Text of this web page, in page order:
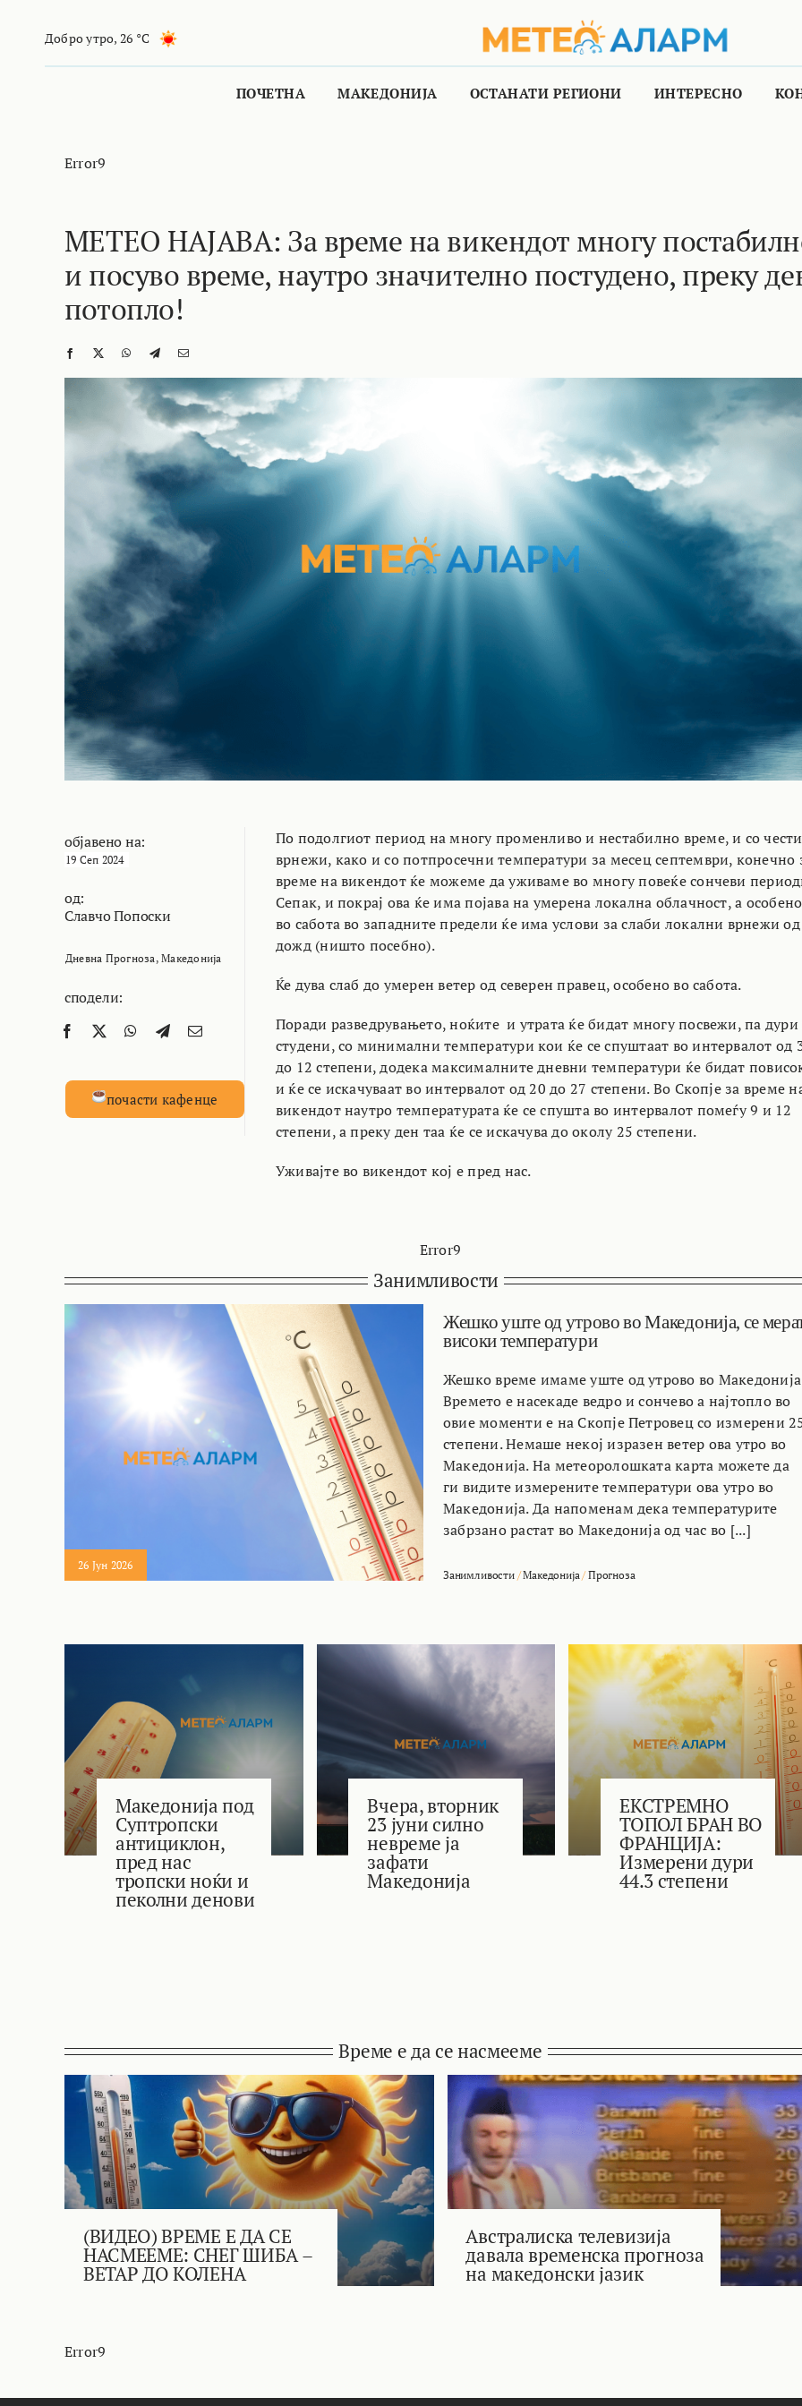
Добро утро, 26 °C
ПОЧЕТНА МАКЕДОНИЈА ОСТАНАТИ РЕГИОНИ ИНТЕРЕСНО
Error9
МЕТЕО НАЈАВА: За време на викендот многу
и посуво време, наутро значително постудено, преку
потопло!
објавено на:
19 Сеп 2024
од:
Славчо Попоски
Дневна Прогноза ,Македонија
сподели:
почасти кафенце
По подолгиот период на многу променливо и нестабилно време, и со чести
врнежи, како и со потпросечни температури за месец септември, конечно
време на викендот ќе можеме да уживаме во многу повеќе сончеви
Сепак, и покрај ова ќе има појава на умерена локална облачност, а особено
во сабота во западните предели ќе има услови за слаби локални врнежи од
дожд (ништо посебно).
Ќе дува слаб до умерен ветер од северен правец, особено во сабота.
Поради разведрувањето, ноќите и утрата ќе бидат многу посвежи, па дури
студени, со минимални температури кои ќе се спуштаат во интервалот од
до 12 степени, додека максималните дневни температури ќе бидат
и ќе се искачуваат во интервалот од 20 до 27 степени. Во Скопје за време
викендот наутро температурата ќе се спушта во интервалот помеѓу 9 и 12
степени, а преку ден таа ќе се искачува до околу 25 степени.
Уживајте во викендот кој е пред нас.
Error9
Занимливости
26 Јун 2026
Жешко уште од утрово во Македонија, се
високи температури
Жешко време имаме уште од утрово во
Времето е насекаде ведро и сончево а најтопло во
овие моменти е на Скопје Петровец со измерени
степени. Немаше некој изразен ветер ова утро во
Македонија. На метеоролошката карта можете да
ги видите измерените температури ова утро во
Македонија. Да напоменам дека температурите
забрзано растат во Македонија од час во [...]
Занимливости/Македонија /Прогноза
Македонија под
Суптропски
антициклон,
пред нас
тропски ноќи и
пеколни денови
Вчера, вторник
23 јуни силно
невреме ја
зафати
Македонија
ЕКСТРЕМНО
ТОПОЛ БРАН ВО
ФРАНЦИЈА:
Измерени дури
44.3 степени
Време е да се насмееме
(ВИДЕО) ВРЕМЕ Е ДА СЕ
НАСМЕЕМЕ: СНЕГ ШИБА –
ВЕТАР ДО КОЛЕНА
Австралиска телевизија
давала временска прогноза
на македонски јазик
Error9